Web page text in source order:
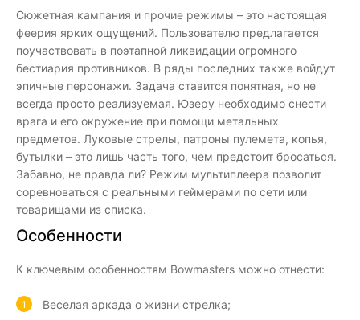
Сюжетная кампания и прочие режимы – это настоящая
феерия ярких ощущений. Пользователю предлагается
поучаствовать в поэтапной ликвидации огромного
бестиария противников. В ряды последних также войдут
эпичные персонажи. Задача ставится понятная, но не
всегда просто реализуемая. Юзеру необходимо снести
врага и его окружение при помощи метальных
предметов. Луковые стрелы, патроны пулемета, копья,
бутылки – это лишь часть того, чем предстоит бросаться.
Забавно, не правда ли? Режим мультиплеера позволит
соревноваться с реальными геймерами по сети или
товарищами из списка.
Особенности
К ключевым особенностям Bowmasters можно отнести:
Веселая аркада о жизни стрелка;